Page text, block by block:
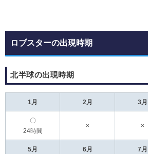
ロブスターの出現時期
北半球の出現時期
1月 2月 3月
〇
24時間
× ×
5月 6月 7月